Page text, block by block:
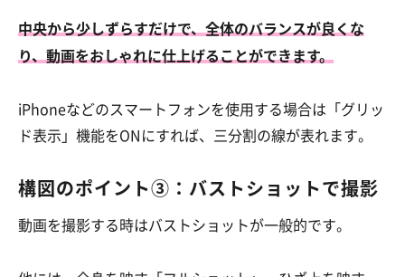
中央から少しずらすだけで、全体のバランスが良くな
り、動画をおしゃれに仕上げることができます。
iPhoneなどのスマートフォンを使用する場合は「グリッ
ド表示」機能をONにすれば、三分割の線が表れます。
構図のポイント③：バストショットで撮影
動画を撮影する時はバストショットが一般的です。